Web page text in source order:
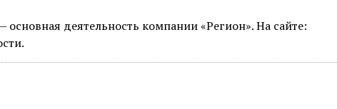
деятельность компании «Регион». На сайте: